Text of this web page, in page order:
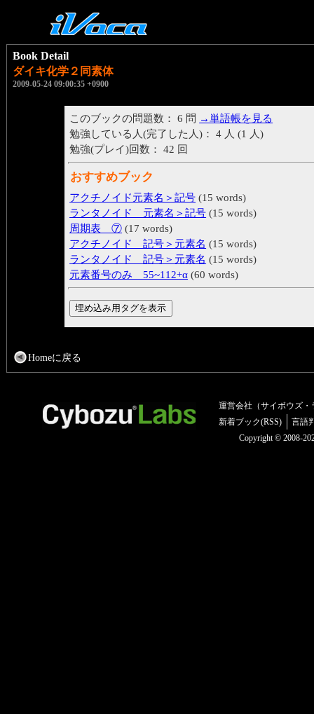
Book Detail
ダイキ化学２同素体
2009-05-24 09:00:35 +0900
このブックの問題数： 6 問 →単語帳を見る
勉強している人(完了した人)： 4 人 (1 人)
勉強(プレイ)回数： 42 回
おすすめブック
アクチノイド元素名＞記号 (15 words)
ランタノイド 元素名＞記号 (15 words)
周期表 ⑦ (17 words)
アクチノイド 記号＞元素名 (15 words)
ランタノイド 記号＞元素名 (15 words)
元素番号のみ 55~112+α (60 words)
Homeに戻る
運営会社（サイボウズ・
新着ブック(RSS)
言語
Copyright © 2008-